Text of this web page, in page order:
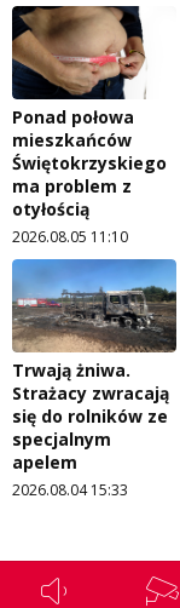
Ponad połowa
mieszkańców
Świętokrzyskiego
ma problem z
otyłością
2026.08.05 11:10
Trwają żniwa.
Strażacy zwracają
się do rolników ze
specjalnym
apelem
2026.08.04 15:33